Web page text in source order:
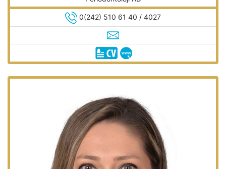
0(242) 510 61 40 / 4027